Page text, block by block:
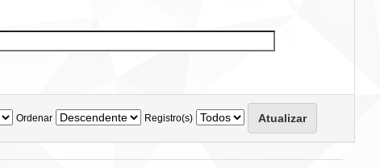
Ordenar Registro(s)